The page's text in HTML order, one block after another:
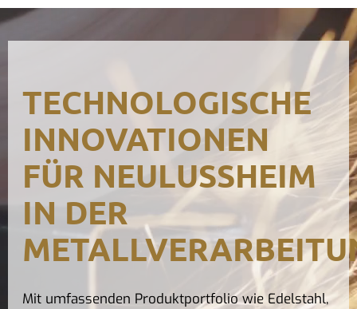
TECHNOLOGISCHE
INNOVATIONEN
FÜR NEULUSSHEIM I
N DER M
Mit umfassenden Produktportfolio wie Edelstahl,